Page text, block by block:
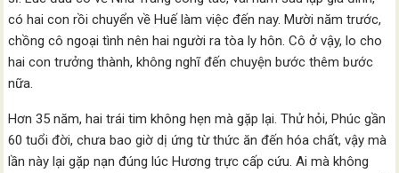
có hai con rồi chuyển về Huế làm việc đến nay. Mười năm trước,
chồng cô ngoại tình nên hai người ra tòa ly hôn. Cô ở vậy, lo cho
hai con trưởng thành, không nghĩ đến chuyện bước thêm bước
nữa.
Hơn 35 năm, hai trái tim không hẹn mà gặp lại. Thử hỏi, Phúc gần
60 tuổi đời, chưa bao giờ dị ứng từ thức ăn đến hóa chất, vậy mà
lần này lại gặp nạn đúng lúc Hương trực cấp cứu. Ai mà không